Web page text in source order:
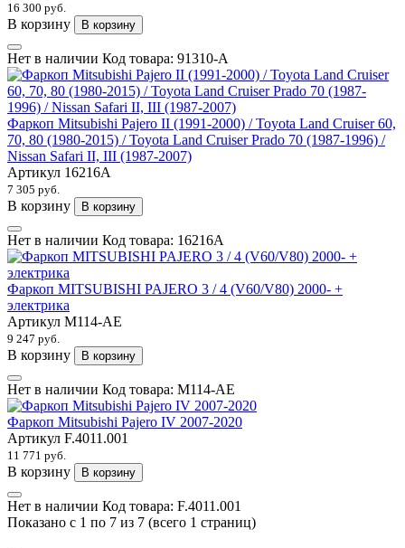
16 300 руб.
В корзину В корзину
Нет в наличии Код товара: 91310-A
Фаркоп Mitsubishi Pajero II (1991-2000) / Toyota Land Cruiser 60,
70, 80 (1980-2015) / Toyota Land Cruiser Prado 70 (1987-1996) /
Nissan Safari II, III (1987-2007)
Артикул 16216A
7 305 руб.
В корзину В корзину
Нет в наличии Код товара: 16216A
Фаркоп MITSUBISHI PAJERO 3 / 4 (V60/V80) 2000- +
электрика
Артикул M114-AE
9 247 руб.
В корзину В корзину
Нет в наличии Код товара: M114-AE
Фаркоп Mitsubishi Pajero IV 2007-2020
Артикул F.4011.001
11 771 руб.
В корзину В корзину
Нет в наличии Код товара: F.4011.001
Показано с 1 по 7 из 7 (всего 1 страниц)